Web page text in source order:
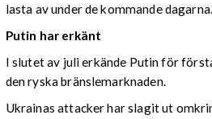
lasta av under de kommande dagarna.
Putin har erkänt
I slutet av juli erkände Putin för
den ryska bränslemarknaden.
Ukrainas attacker har slagit ut